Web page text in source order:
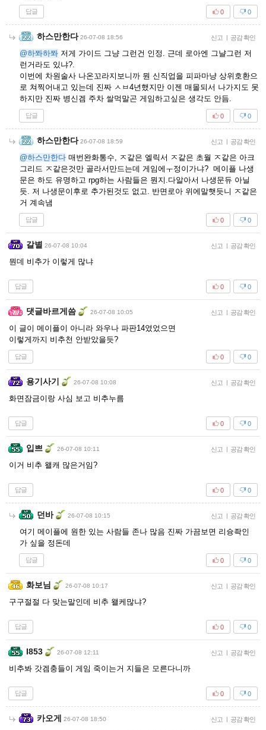
답글 0
0
하스만한다 26-07-08 18:56 신고 공감 확인
@하쫘하쫘 저게 가이드 그냥 그런건 인정. 근데 로아엔 그냘그런 저
런거라도 있냐?.
이번에 차원술사 나온꼬라지보니까 뭔 신직업을 피파마냥 상위호환으
로 쳐찍어내고 있는데 진짜 ㅅㅂ4년했지만 이젠 매몰되서 나가지도 못
하지만 진짜 병신겜 주차 쌀먹말곤 게임하고싶은 생각도 안듬.
답글 0
0
하스만한다 26-07-08 18:59 신고 공감 확인
@하스만한다 매번완화통수, ㅈ같은 엘릭서 ㅈ같은 초월 ㅈ같은 아크
그리드 ㅈ같은것만 골라서만드는데 게임에ㅜ정이가냐? 메이플 나생
문은 하도 유명하고 rpg하는 사람들은 뭔지.다알아서 나생문듀 아닐
듯. 저 나생문이후로 추가된것도 없고. 반면로아 위에말햇듯니 ㅈ같은
거 계속냄
답글 0
0
갈별 26-07-08 10:04 신고 공감 확인
뭔데 비추가 이렇게 많냐
답글 0
0
댓글바르게씀 26-07-08 10:05 신고 공감 확인
이 글이 메이플이 아니라 와우나 파판14였었으면
이렇게까지 비추천 안받았을듯?
답글 0
0
용기사기 26-07-08 10:08 신고 공감 확인
화면잠금이랑 사심 보고 비추누름
답글 0
0
입쁘 26-07-08 10:11 신고 공감 확인
이거 비추 왤캐 많은거임?
답글 0
0
던바 26-07-08 10:15 신고 공감 확인
여기 메이플에 원한 있는 사람들 존나 많음 진짜 가끔보면 리슝좍인
가 싶을 정돈데
답글 0
0
화보님 26-07-08 10:17 신고 공감 확인
구구절절 다 맞는말인데 비추 왤케많냐?
답글 0
0
I853 26-07-08 12:11 신고 공감 확인
비추봐 갓겜충들이 게임 죽이는거 지들은 모른다니까
답글 0
0
카오게 26-07-08 18:50 신고 공감 확인